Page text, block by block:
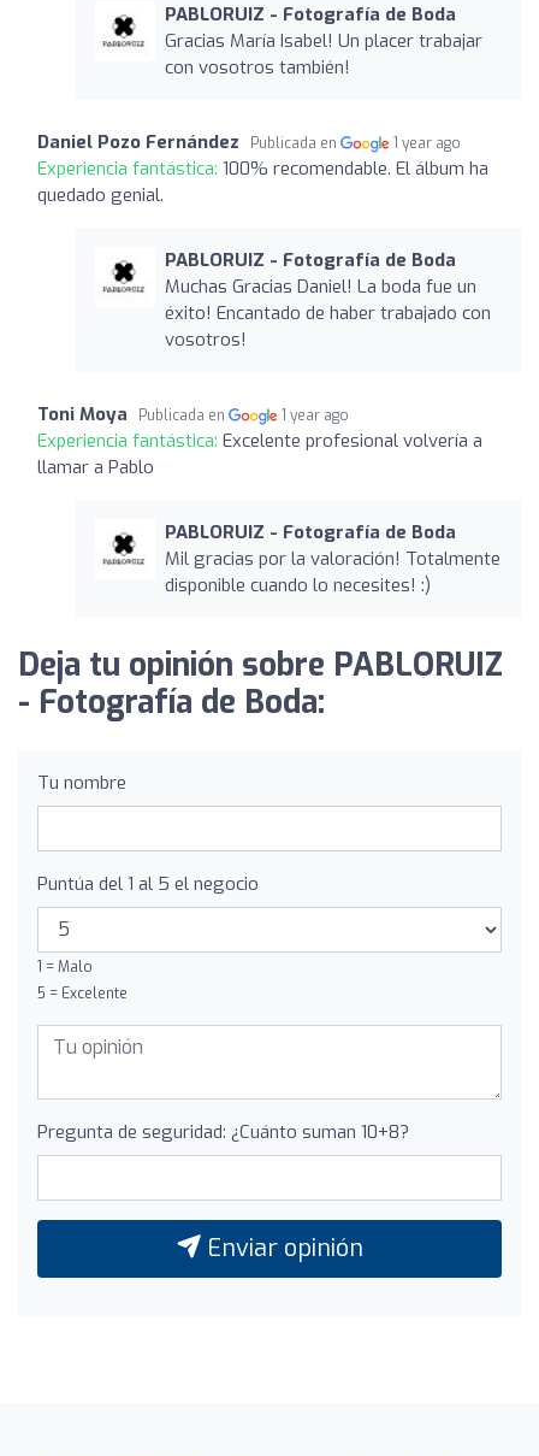
PABLORUIZ - Fotografía de Boda
Gracias María Isabel! Un placer trabajar
con vosotros también!
Daniel Pozo Fernández Publicada en 1 year ago
Experiencia fantástica: 100% recomendable. El álbum ha
quedado genial.
PABLORUIZ - Fotografía de Boda
Muchas Gracias Daniel! La boda fue un
éxito! Encantado de haber trabajado con
vosotros!
Toni Moya Publicada en 1 year ago
Experiencia fantástica: Excelente profesional volvería a
llamar a Pablo
PABLORUIZ - Fotografía de Boda
Mil gracias por la valoración! Totalmente
disponible cuando lo necesites! :)
Deja tu opinión sobre PABLORUIZ
- Fotografía de Boda:
Tu nombre
Puntúa del 1 al 5 el negocio
1 = Malo
5 = Excelente
Pregunta de seguridad: ¿Cuánto suman 10+8?
Enviar opinión